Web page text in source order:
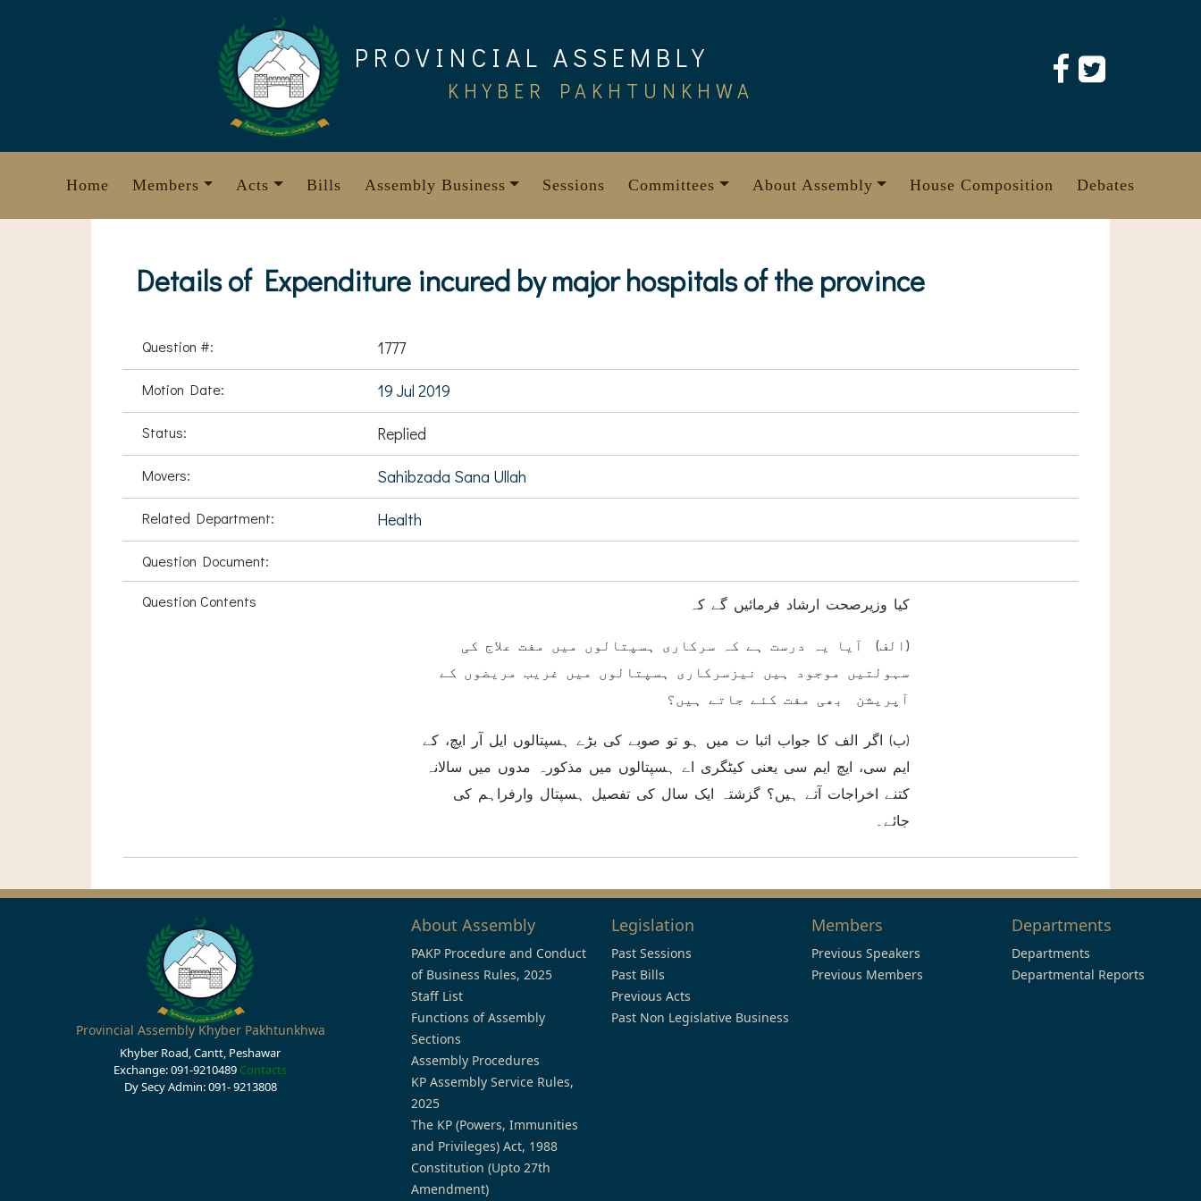
PROVINCIAL ASSEMBLY
KHYBER PAKHTUNKHWA
Home Members Acts Bills Assembly Business Sessions Committees About Assembly House Composition Debates
Details of Expenditure incured by major hospitals of the province
Question #: 1777
Motion Date: 19 Jul 2019
Status: Replied
Movers: Sahibzada Sana Ullah
Related Department: Health
Question Document:
Question Contents کیا وزیرصحت ارشاد فرمائیں گے کہ
(الف) آیا یہ درست ہے کہ سرکاری ہسپتالوں میں مفت علاج کی
سہولتیں موجود ہیں نیزسرکاری ہسپتالوں میں غریب مریضوں کے
آپریشن بھی مفت کئے جاتے ہیں؟
(ب) اگر الف کا جواب اثبا ت میں ہو تو صوبے کی بڑے ہسپتالوں ایل آر ایچ، کے
ایم سی، ایچ ایم سی یعنی کیٹگری اے ہسپتالوں میں مذکورہ مدوں میں سالانہ
کتنے اخراجات آتے ہیں؟ گزشتہ ایک سال کی تفصیل ہسپتال وارفراہم کی
جائے۔
Provincial Assembly Khyber Pakhtunkhwa
Khyber Road, Cantt, Peshawar
Exchange: 091-9210489 Contacts
Dy Secy Admin: 091- 9213808
About Assembly
PAKP Procedure and Conduct
of Business Rules, 2025
Staff List
Functions of Assembly
Sections
Assembly Procedures
KP Assembly Service Rules,
2025
The KP (Powers, Immunities
and Privileges) Act, 1988
Constitution (Upto 27th
Amendment)
Legislation
Past Sessions
Past Bills
Previous Acts
Past Non Legislative Business
Members
Previous Speakers
Previous Members
Departments
Departments
Departmental Reports